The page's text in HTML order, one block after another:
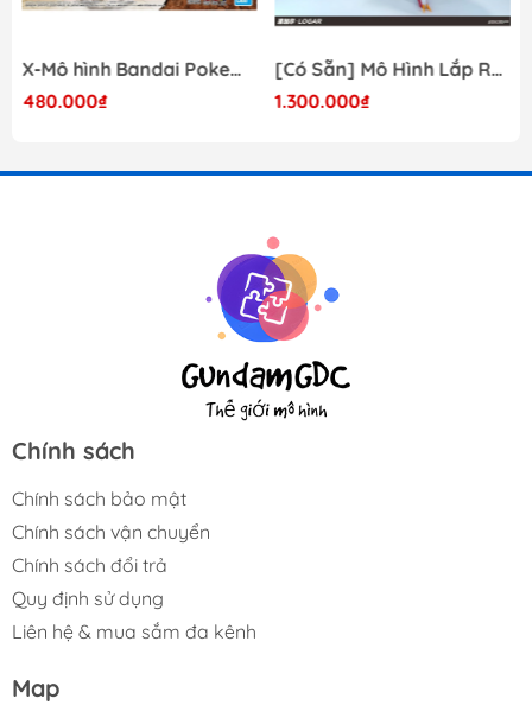
X-Mô hình Bandai Pokemon PLAMO COLLECTION Fossil Pokemon Series Tyrantrum
480.000₫
[Có Sẵn] Mô Hình Lắp Ráp 1/60 Barbatos Logar Wolf Remains Meavy Industries
1.300.000₫
Chính sách
Chính sách bảo mật
Chính sách vận chuyển
Chính sách đổi trả
Quy định sử dụng
Liên hệ & mua sắm đa kênh
Map